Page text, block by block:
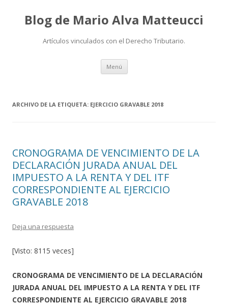
Blog de Mario Alva Matteucci
Artículos vinculados con el Derecho Tributario.
Menú Ir
contenido
ARCHIVO DE LA ETIQUETA: EJERCICIO GRAVABLE 2018
CRONOGRAMA DE VENCIMIENTO DE LA
DECLARACIÓN JURADA ANUAL DEL
IMPUESTO A LA RENTA Y DEL ITF
CORRESPONDIENTE AL EJERCICIO
GRAVABLE 2018
Deja una respuesta
[Visto: 8115 veces]
CRONOGRAMA DE VENCIMIENTO DE LA DECLARACIÓN
JURADA ANUAL DEL IMPUESTO A LA RENTA Y DEL ITF
CORRESPONDIENTE AL EJERCICIO GRAVABLE 2018